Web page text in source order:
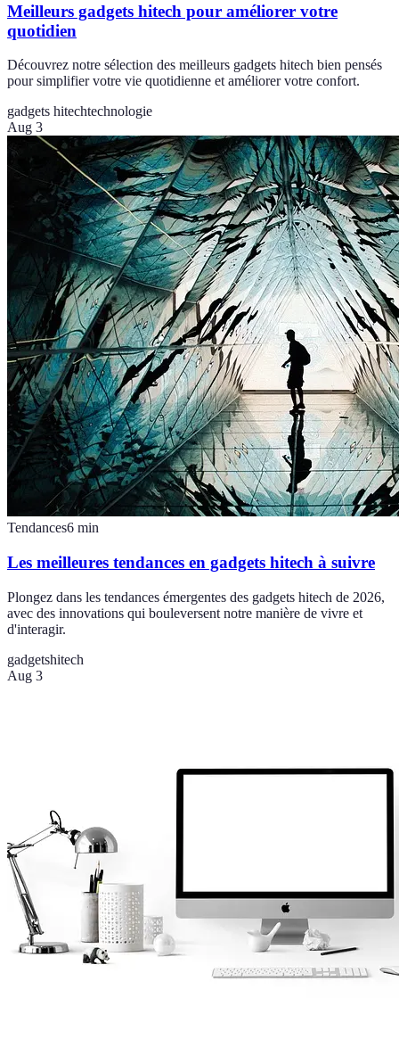
Meilleurs gadgets hitech pour améliorer votre
quotidien
Découvrez notre sélection des meilleurs gadgets hitech bien pensés
pour simplifier votre vie quotidienne et améliorer votre confort.
gadgets hitechtechnologie
Aug 3
Tendances6 min
Les meilleures tendances en gadgets hitech à suivre
Plongez dans les tendances émergentes des gadgets hitech de 2026,
avec des innovations qui bouleversent notre manière de vivre et
d'interagir.
gadgetshitech
Aug 3